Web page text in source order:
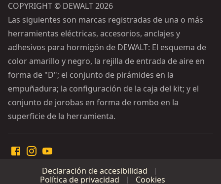
COPYRIGHT © DEWALT 2026
Las siguientes son marcas registradas de una o más
herramientas eléctricas, accesorios, anclajes y
adhesivos para hormigón de DEWALT: El esquema de
color amarillo y negro, la rejilla de entrada de aire en
forma de "D"; el conjunto de pirámides en la
empuñadura; la configuración de la caja del kit; y el
conjunto de jorobas en forma de rombo en la
superficie de la herramienta.
Declaración de accesibilidad
Política de privacidad
Cookies